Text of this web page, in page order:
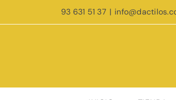
93 631 51 37 |